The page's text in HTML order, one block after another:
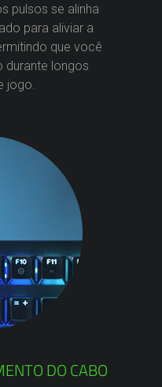
pulsos se alinha
para aliviar a
que você
durante longos
jogo.
DO CABO